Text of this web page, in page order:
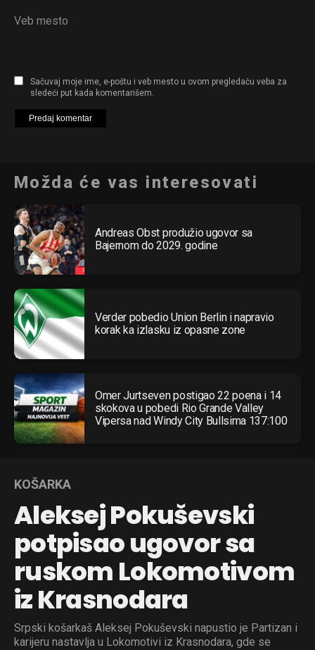
Veb mesto
Sačuvaj moje ime, e-poštu i veb mesto u ovom pregledaču veba za
sledeći put kada komentarišem.
Možda će vas interesovati
Andreas Obst produžio ugovor sa
Bajernom do 2029. godine
Verder pobedio Union Berlin i napravio
korak ka izlasku iz opasne zone
Omer Jurtseven postigao 22 poena i 14
skokova u pobedi Rio Grande Valley
Vipersa nad Windy City Bullsima 137:100
KOŠARKA
Aleksej Pokuševski
potpisao ugovor sa
ruskom Lokomotivom
iz Krasnodara
Srpski košarkaš Aleksej Pokuševski napustio je Partizan i
karijeru nastavlja u Lokomotivi iz Krasnodara, gde se